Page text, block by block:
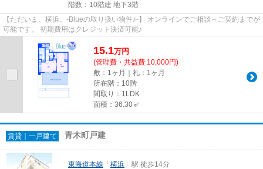
階数：10階建 地下3階
【ただいま、横浜。-Blueの取り扱い物件♪-】 オンラインでご相談～ご契約までが
可能です。 初期費用はクレジット決済可能♪
15.1万円
(管理費・共益費 10,000円)
敷：1ヶ月｜礼：1ヶ月
所在階：10階
間取り：1LDK
面積：36.30㎡
賃貸｜一戸建て 青木町戸建
東海道本線 「 横浜 」駅 徒歩14分